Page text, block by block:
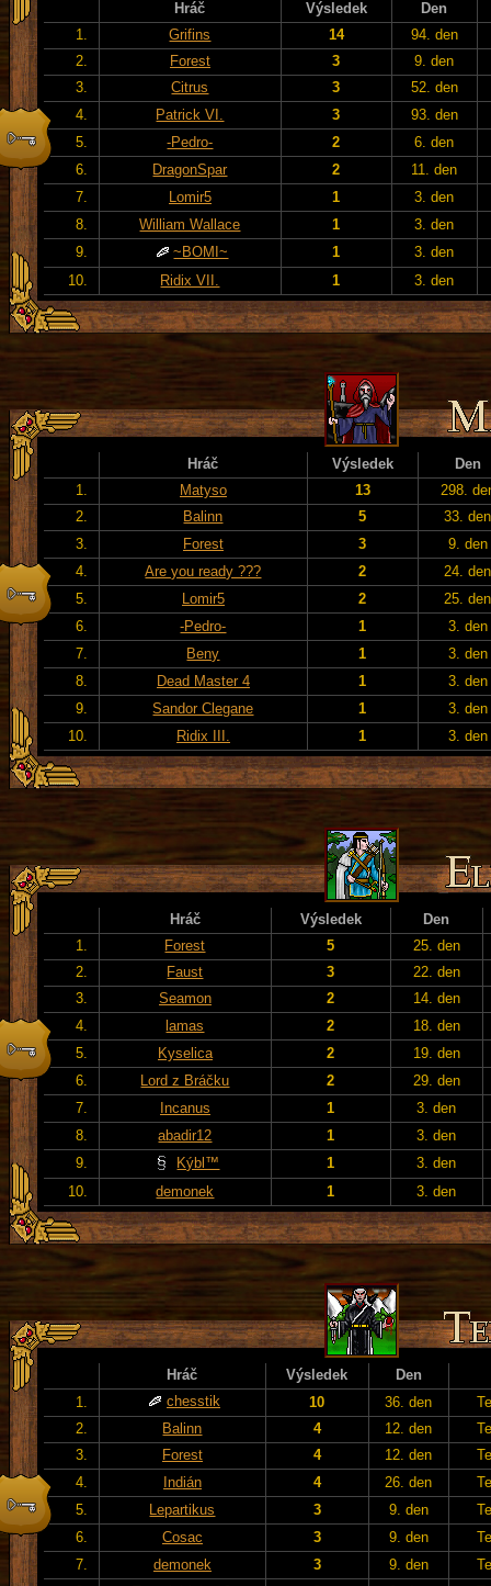
Hráč Výsledek
Den
1.
Grifins 14
94. den
2.
Forest 3
9. den
3.
Citrus 3
52. den
4.
Patrick VI. 3
93. den
5.
-Pedro- 2
6. den
6.
DragonSpar 2
11. den
7.
Lomir5 1
3. den
8.
William Wallace 1
3. den
9.
~BOMI~ 1
3. den
10.
Ridix VII. 1 3. den
Hráč Výsledek
Den
1.
Matyso 13
298.
2.
Balinn 5
33. den
3.
Forest 3
9. den
4.
Are you ready ??? 2
24. den
5.
Lomir5 2
25. den
6.
-Pedro- 1
3. den
7.
Beny 1
3. den
8.
Dead Master 4 1
3. den
9.
Sandor Clegane 1
3. den
10.
Ridix III. 1 3. den
Hráč Výsledek
Den
1.
Forest 5
25. den
2.
Faust 3
22. den
3.
Seamon 2
14. den
4.
lamas 2
18. den
5.
Kyselica 2
19. den
6.
Lord z Bráčku 2
29. den
7.
Incanus 1
3. den
8.
abadir12 1
3. den
9.
Kýbl™ 1
3. den
10.
demonek 1 3. den
Hráč Výsledek
Den
1.
chesstik 10 36. den
2.
Balinn 4 12. den
3.
Forest 4 12. den
4.
Indián 4 26. den
5.
Lepartikus 3 9. den
6.
Cosac 3 9. den
7.
demonek 3 9. den